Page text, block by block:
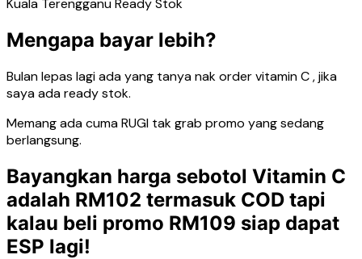
Mengapa bayar lebih?
Bulan lepas lagi ada yang tanya nak order vitamin C , jika
saya ada ready stok.
Memang ada cuma RUGI tak grab promo yang sedang
berlangsung.
Bayangkan harga sebotol Vitamin C
adalah RM102 termasuk COD tapi
kalau beli promo RM109 siap dapat
ESP lagi!